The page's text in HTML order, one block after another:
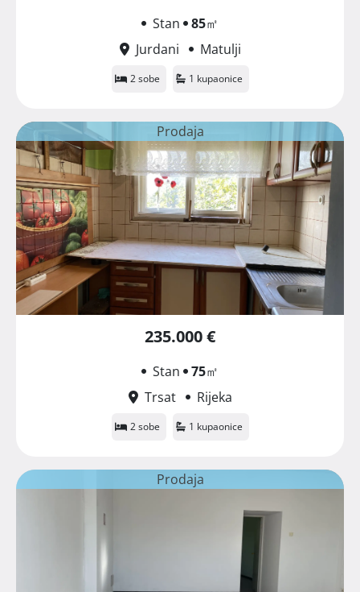
Stan 85㎡
Jurdani
Matulji
2 sobe 1 kupaonice
Prodaja
235.000 €
Stan 75㎡
Trsat
Rijeka
2 sobe 1 kupaonice
Prodaja